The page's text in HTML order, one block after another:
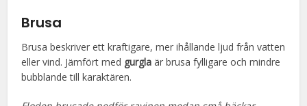
Brusa
Brusa beskriver ett kraftigare, mer ihållande ljud från vatten
eller vind. Jämfört med gurgla är brusa fylligare och mindre
bubblande till karaktären.